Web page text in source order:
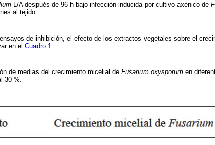
L/A después de 96 h bajo infección inducida por cultivo axénico de
al tejido.
de inhibición, el efecto de los extractos vegetales sobre el
en el Cuadro 1
de medias del crecimiento micelial de Fusarium oxysporum en
30 %.